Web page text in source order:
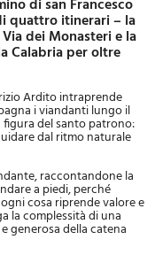
di san Francesco
quattro itinerari – la
dei Monasteri e la
Calabria per oltre
Ardito intraprende
i viandanti lungo il
del santo patrono:
dal ritmo naturale
raccontandone la
a piedi, perché
cosa riprende valore e
la complessità di una
generosa della catena